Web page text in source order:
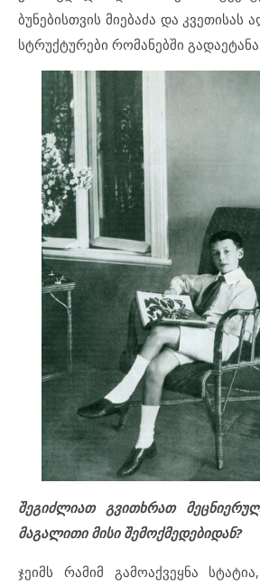
ბუნებისთვის მიებაძა და კვეთისას
სტრუქტურები რომანებში გადაეტანა.
შეგიძლიათ გვითხრათ
მაგალითი მისი შემოქმედებიდან?
ჯეიმს რამიმ გამოაქვეყნა